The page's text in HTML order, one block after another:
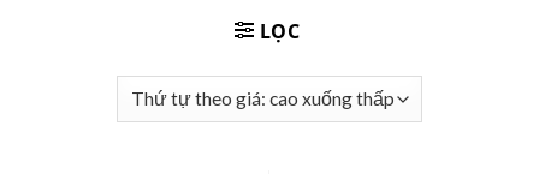
LỌC